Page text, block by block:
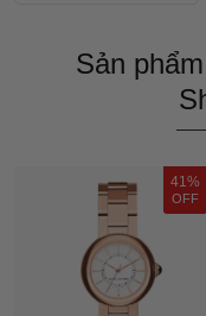
Sản
41%
OFF